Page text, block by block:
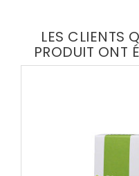
LES CLIENTS
PRODUIT ONT